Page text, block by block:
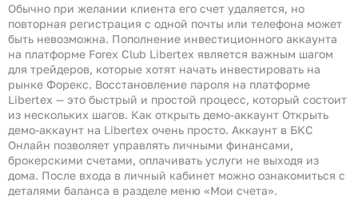
Обычно при желании клиента его счет удаляется, но
повторная регистрация с одной почты или телефона может
быть невозможна. Пополнение инвестиционного аккаунта
на платформе Forex Club Libertex является важным шагом
для трейдеров, которые хотят начать инвестировать на
рынке Форекс. Восстановление пароля на платформе
Libertex — это быстрый и простой процесс, который состоит
из нескольких шагов. Как открыть демо-аккаунт Открыть
демо-аккаунт на Libertex очень просто. Аккаунт в БКС
Онлайн позволяет управлять личными финансами,
брокерскими счетами, оплачивать услуги не выходя из
дома. После входа в личный кабинет можно ознакомиться с
деталями баланса в разделе меню «Мои счета».